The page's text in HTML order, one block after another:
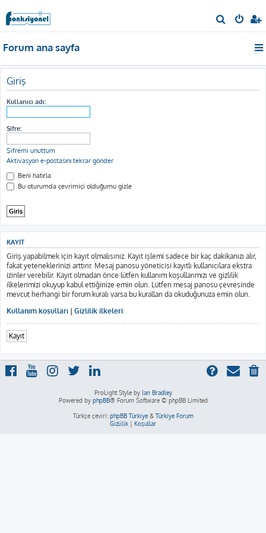
r
Forum ana sayfa
Giriş
Kullanıcı adı:
Şifre:
Şifremi unuttum
Aktivasyon e-postasını tekrar gönder
Beni hatırla
Bu oturumda çevrimiçi olduğumu gizle
KAYIT
Giriş yapabilmek için kayıt olmalısınız. Kayıt işlemi sadece bir kaç dakikanızı alır,
fakat yeteneklerinizi arttırır. Mesaj panosu yöneticisi kayıtlı kullanıcılara ekstra
izinler verebilir. Kayıt olmadan önce lütfen kullanım koşullarımızı ve gizlilik
ilkelerimizi okuyup kabul ettiğinize emin olun. Lütfen mesaj panosu çevresinde
mevcut herhangi bir forum kuralı varsa bu kuralları da okuduğunuza emin olun.
Kullanım koşulları | Gizlilik ilkeleri
Kayıt
ProLight Style by Ian Bradley
Powered by phpBB® Forum Software © phpBB Limited
Türkçe çeviri: phpBB Türkiye& Türkiye Forum
Gizlilik | Koşullar